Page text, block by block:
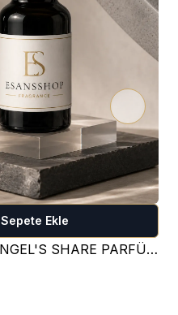
Sepete Ekle
BY KİLİAN - ANGEL'S SHARE PARFÜM ESANSI ( TATLI )